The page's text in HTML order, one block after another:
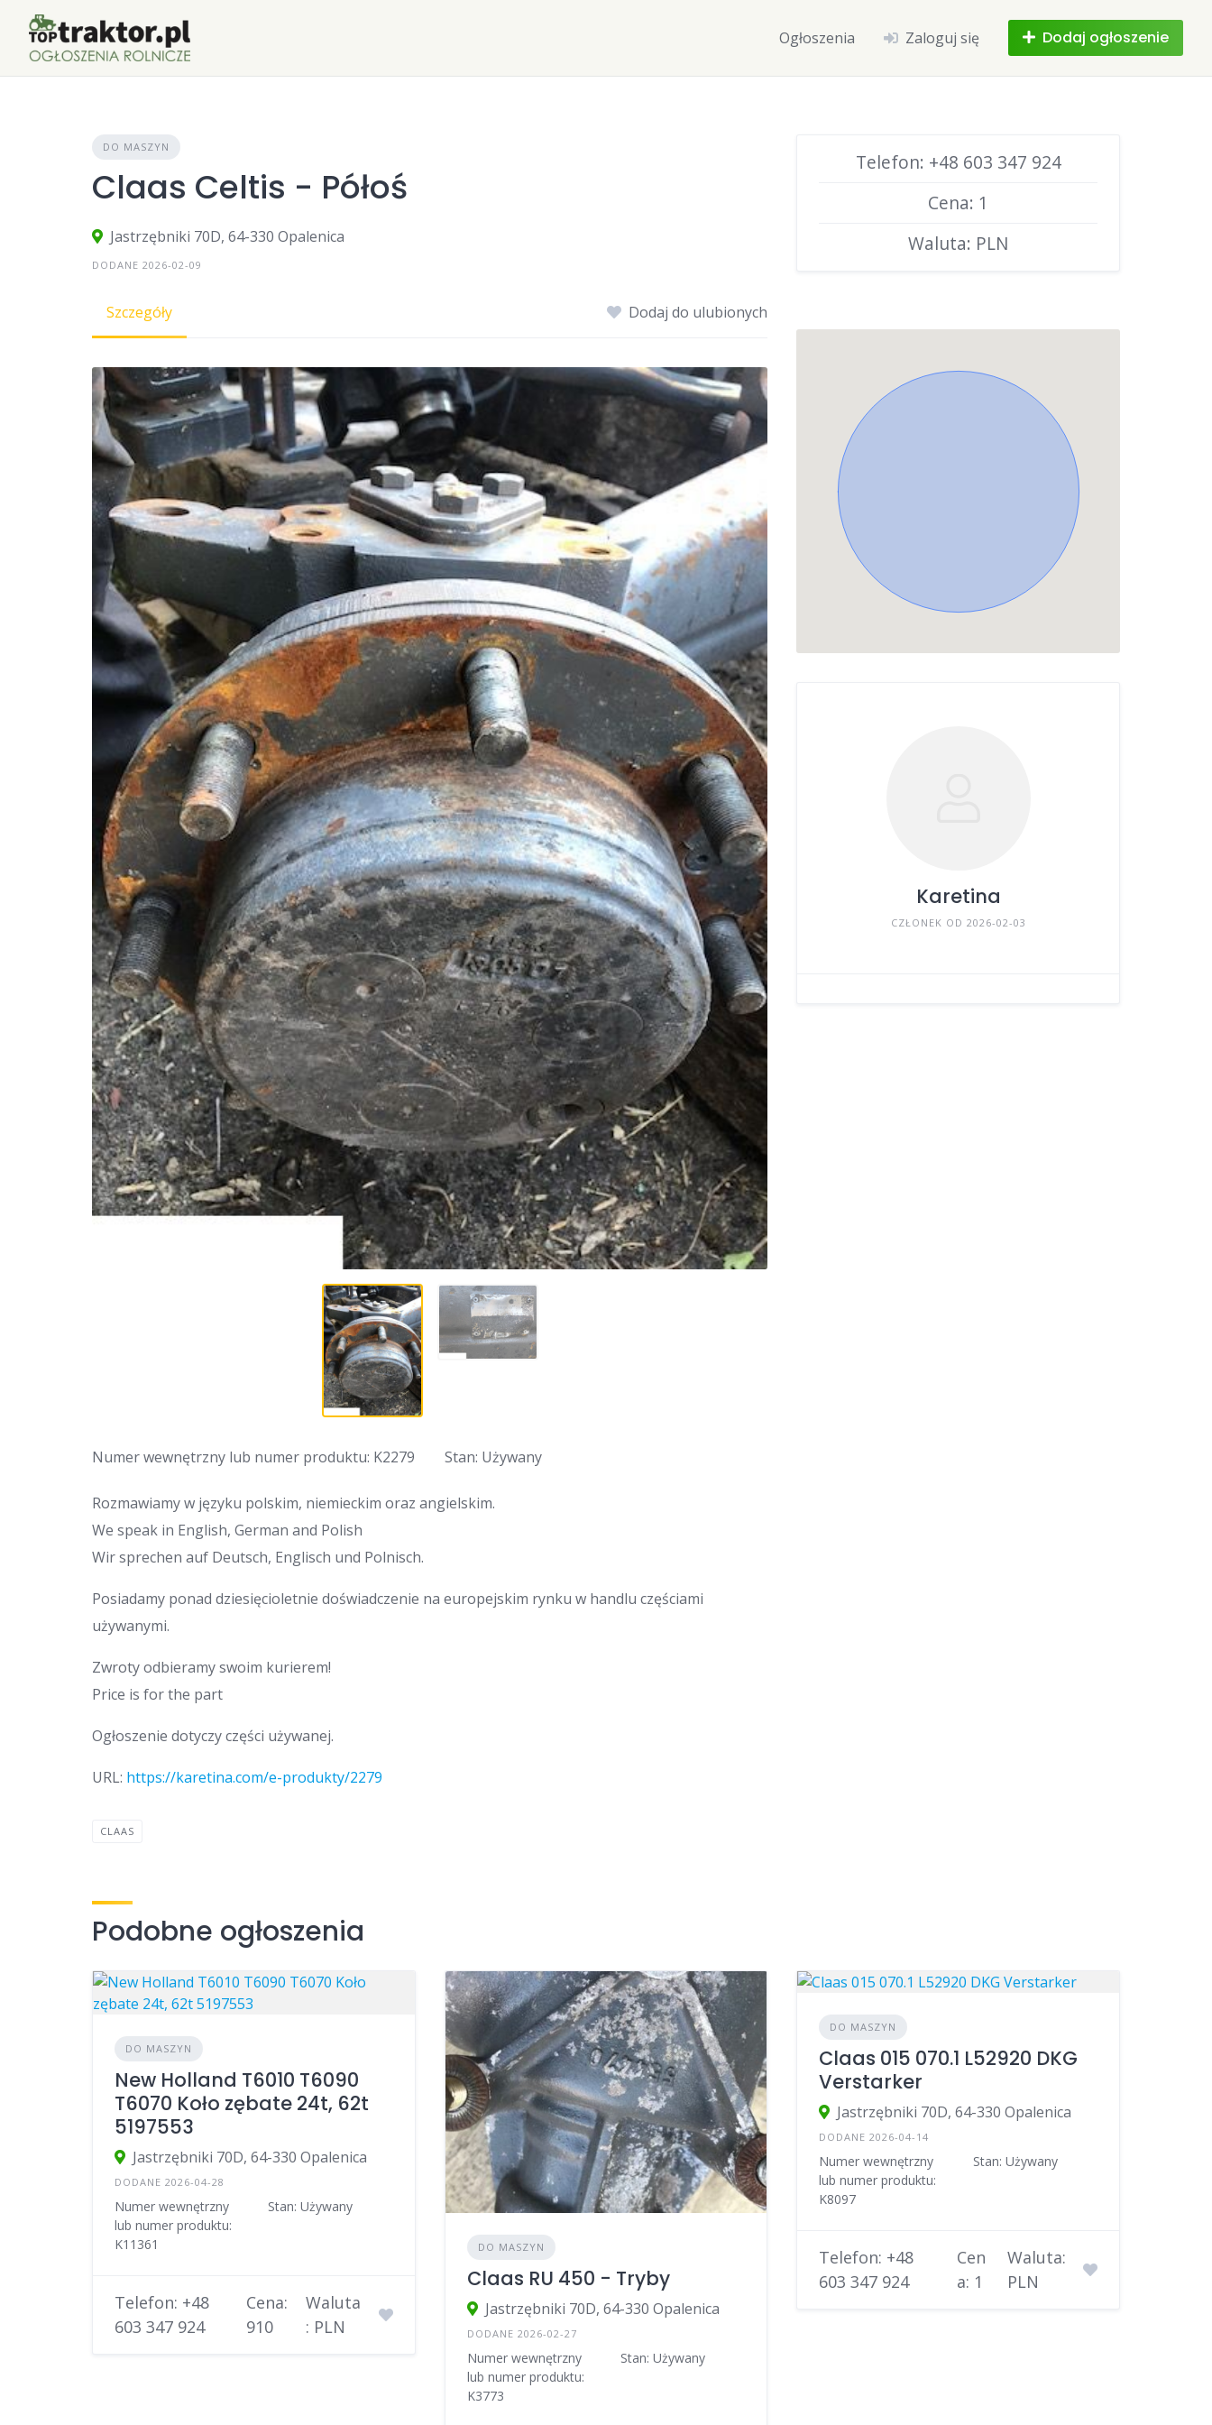
content
Ogłoszenia Zaloguj się Dodaj ogłoszenie
DO MASZYN
Claas Celtis - Półoś
Jastrzębniki 70D, 64-330 Opalenica
DODANE 2026-02-09
Szczegóły Dodaj do ulubionych
Numer wewnętrzny lub numer produktu: K2279 Stan: Używany
Rozmawiamy w języku polskim, niemieckim oraz angielskim.
We speak in English, German and Polish
Wir sprechen auf Deutsch, Englisch und Polnisch.
Posiadamy ponad dziesięcioletnie doświadczenie na europejskim rynku w handlu częściami
używanymi.
Zwroty odbieramy swoim kurierem!
Price is for the part
Ogłoszenie dotyczy części używanej.
URL: https://karetina.com/e-produkty/2279
CLAAS
Telefon: +48 603 347 924
Cena: 1
Waluta: PLN
Karetina
CZŁONEK OD 2026-02-03
Podobne ogłoszenia
DO MASZYN
New Holland T6010 T6090
T6070 Koło zębate 24t, 62t
5197553
Jastrzębniki 70D, 64-330 Opalenica
DODANE 2026-04-28
Numer wewnętrzny
lub numer produktu:
K11361
Stan: Używany
Telefon: +48
603 347 924
Cena:
910
Waluta
: PLN
DO MASZYN
Claas RU 450 - Tryby
Jastrzębniki 70D, 64-330 Opalenica
DODANE 2026-02-27
Numer wewnętrzny
lub numer produktu:
K3773
Stan: Używany
DO MASZYN
Claas 015 070.1 L52920 DKG
Verstarker
Jastrzębniki 70D, 64-330 Opalenica
DODANE 2026-04-14
Numer wewnętrzny
lub numer produktu:
K8097
Stan: Używany
Telefon: +48
603 347 924
Cen
a: 1
Waluta:
PLN